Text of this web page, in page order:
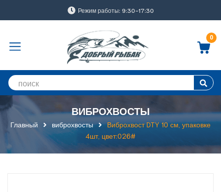
Режим работы: 9:30-17:30
0
ВИБРОХВОСТЫ
Главный виброхвосты
Виброхвост DTY 10 см, упаковке
4шт, цвет:026#